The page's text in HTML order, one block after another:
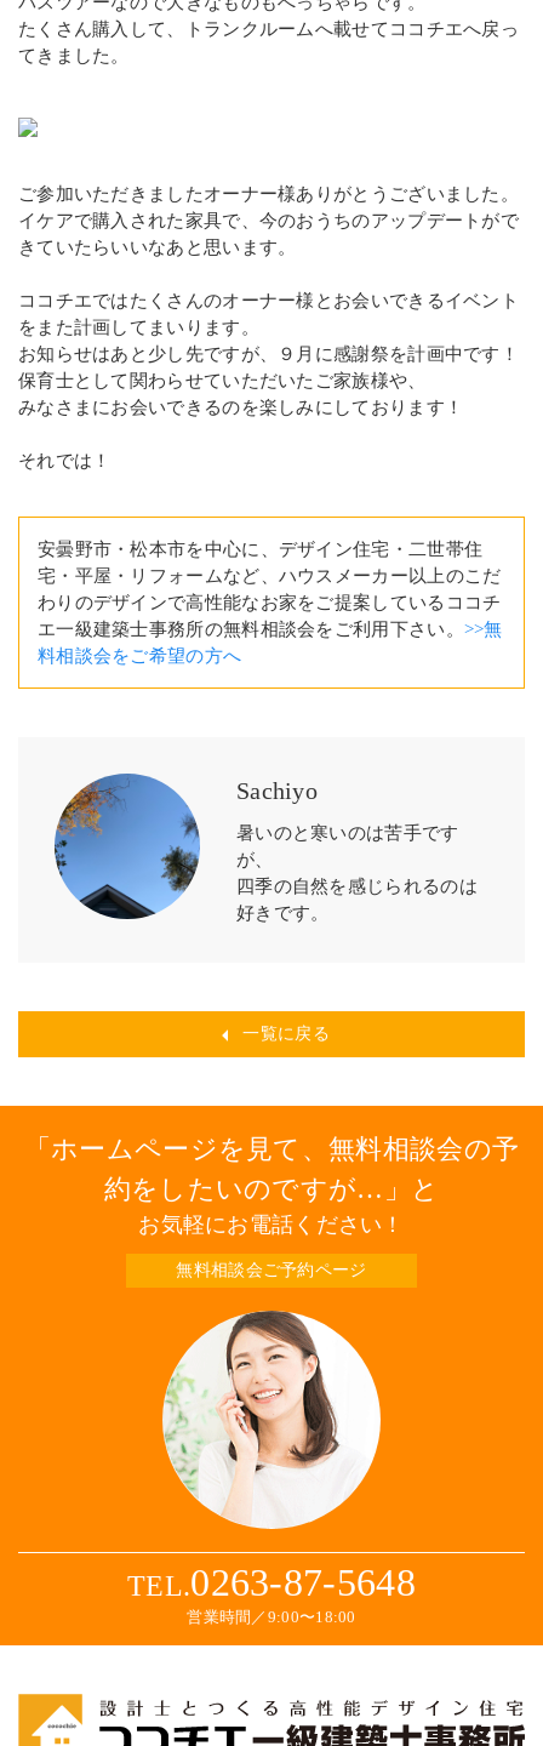
たくさん購入して、トランクルームへ載せてココチエへ戻っ
てきました。
ご参加いただきましたオーナー様ありがとうございました。
イケアで購入された家具で、今のおうちのアップデートがで
きていたらいいなあと思います。
ココチエではたくさんのオーナー様とお会いできるイベント
をまた計画してまいります。
お知らせはあと少し先ですが、９月に感謝祭を計画中です！
保育士として関わらせていただいたご家族様や、
みなさまにお会いできるのを楽しみにしております！
それでは！
安曇野市・松本市を中心に、デザイン住宅・二世帯住
宅・平屋・リフォームなど、ハウスメーカー以上のこだ
わりのデザインで高性能なお家をご提案しているココチ
エ一級建築士事務所の無料相談会をご利用下さい。 >>無
料相談会をご希望の方へ
Sachiyo
暑いのと寒いのは苦手です
が、
四季の自然を感じられるのは
好きです。
一覧に戻る
ホームページを見て、無料相談会の予
約をしたいのですが…
と
お気軽にお電話ください！
無料相談会ご予約ページ
TEL.0263-87-5648
営業時間／9:00〜18:00